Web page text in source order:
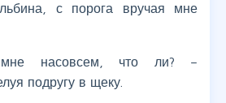
с порога вручая мне
насовсем, что ли? –
подругу в щеку.